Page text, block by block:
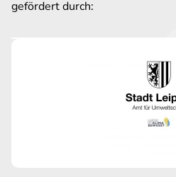
gefördert durch: